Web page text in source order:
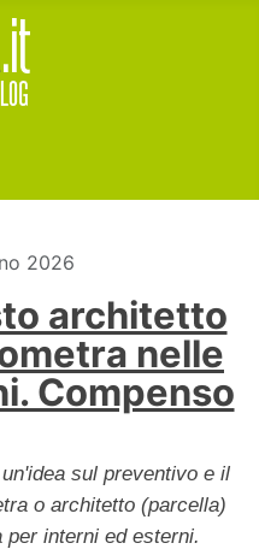
2026
architetto
nelle
Compenso
sul preventivo e il
o architetto (parcella)
interni ed esterni.